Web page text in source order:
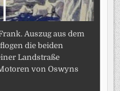
Auszug aus dem
die beiden
Landstraße
von Oswyns